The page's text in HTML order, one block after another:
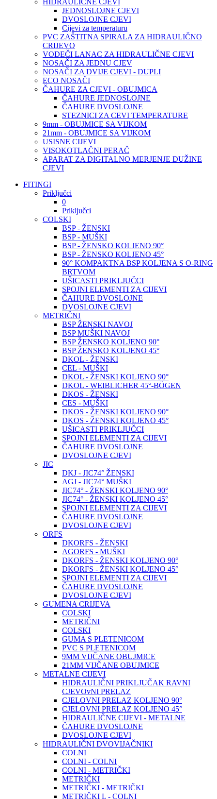
HIDRAULIČNE CJEVI
JEDNOSLOJNE CJEVI
DVOSLOJNE CJEVI
Cijevi za temperaturu
PVC ZAŠTITNA SPIRALA ZA HIDRAULIČNO
CRIJEVO
VODEČI LANAC ZA HIDRAULIČNE CJEVI
NOSAČI ZA JEDNU CJEV
NOSAČI ZA DVIJE CJEVI - DUPLI
ECO NOSAČI
ČAHURE ZA CJEVI - OBUJMICA
ČAHURE JEDNOSLOJNE
ČAHURE DVOSLOJNE
STEZNICI ZA CEVI TEMPERATURE
9mm - OBUJMICE SA VIJKOM
21mm - OBUJMICE SA VIJKOM
USISNE CIJEVI
VISOKOTLAČNI PERAČ
APARAT ZA DIGITALNO MERJENJE DUŽINE
CJEVI
FITINGI
Priključci
0
Priključci
COLSKI
BSP - ŽENSKI
BSP - MUŠKI
BSP - ŽENSKO KOLJENO 90°
BSP - ŽENSKO KOLJENO 45°
90° KOMPAKTNA BSP KOLJENA S O-RING
BRTVOM
UŠICASTI PRIKLJUČCI
SPOJNI ELEMENTI ZA CIJEVI
ČAHURE DVOSLOJNE
DVOSLOJNE CJEVI
METRIČNI
BSP ŽENSKI NAVOJ
BSP MUŠKI NAVOJ
BSP ŽENSKO KOLJENO 90°
BSP ŽENSKO KOLJENO 45°
DKOL - ŽENSKI
CEL - MUŠKI
DKOL - ŽENSKI KOLJENO 90°
DKOL - WEIBLICHER 45°-BÖGEN
DKOS - ŽENSKI
CES - MUŠKI
DKOS - ŽENSKI KOLJENO 90°
DKOS - ŽENSKI KOLJENO 45°
UŠICASTI PRIKLJUČCI
SPOJNI ELEMENTI ZA CIJEVI
ČAHURE DVOSLOJNE
DVOSLOJNE CJEVI
JIC
DKJ - JIC74° ŽENSKI
AGJ - JIC74° MUŠKI
JIC74° - ŽENSKI KOLJENO 90°
JIC74° - ŽENSKI KOLJENO 45°
SPOJNI ELEMENTI ZA CIJEVI
ČAHURE DVOSLOJNE
DVOSLOJNE CJEVI
ORFS
DKORFS - ŽENSKI
AGORFS - MUŠKI
DKORFS - ŽENSKI KOLJENO 90°
DKORFS - ŽENSKI KOLJENO 45°
SPOJNI ELEMENTI ZA CIJEVI
ČAHURE DVOSLOJNE
DVOSLOJNE CJEVI
GUMENA CRIJEVA
COLSKI
METRIČNI
COLSKI
GUMA S PLETENICOM
PVC S PLETENICOM
9MM VIJČANE OBUJMICE
21MM VIJČANE OBUJMICE
METALNE CIJEVI
HIDRAULIČNI PRIKLJUČAK RAVNI
CJEVOvNI PRELAZ
CJELOVNI PRELAZ KOLJENO 90°
CJELOVNI PRELAZ KOLJENO 45°
HIDRAULIČNE CIJEVI - METALNE
ČAHURE DVOSLOJNE
DVOSLOJNE CJEVI
HIDRAULIČNI DVOVIJAČNIKI
COLNI
COLNI - COLNI
COLNI - METRIČKI
METRIČKI
METRIČKI - METRIČKI
METRIČKI L - COLNI